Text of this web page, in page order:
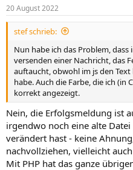
20 August 2022
stef schrieb:
Nun habe ich das Problem,
versenden einer Nachricht, das
auftaucht, obwohl im js den
habe. Auch die Farbe, die ich (in
korrekt angezeigt.
Nein, die Erfolgsmeldung ist
irgendwo noch eine alte Datei
verändert hast - keine
nachvollziehen, vielleicht
Mit PHP hat das ganze